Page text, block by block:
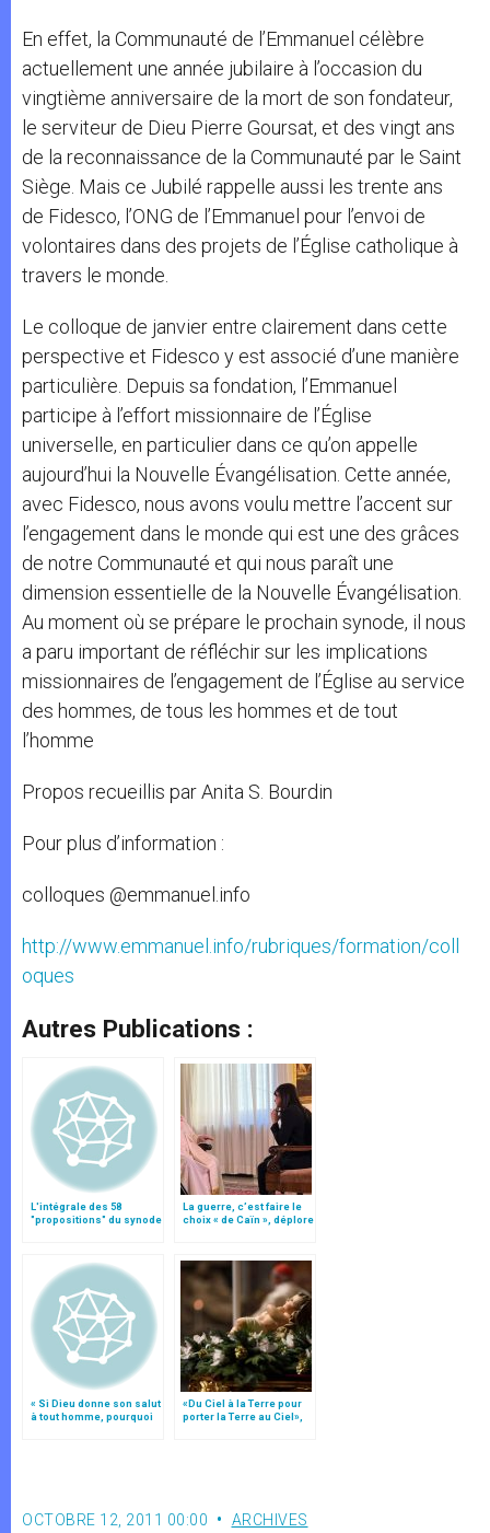
En effet, la Communauté de l’Emmanuel célèbre
actuellement une année jubilaire à l’occasion du
vingtième anniversaire de la mort de son fondateur,
le serviteur de Dieu Pierre Goursat, et des vingt ans
de la reconnaissance de la Communauté par le Saint
Siège. Mais ce Jubilé rappelle aussi les trente ans
de Fidesco, l’ONG de l’Emmanuel pour l’envoi de
volontaires dans des projets de l’Église catholique à
travers le monde.
Le colloque de janvier entre clairement dans cette
perspective et Fidesco y est associé d’une manière
particulière. Depuis sa fondation, l’Emmanuel
participe à l’effort missionnaire de l’Église
universelle, en particulier dans ce qu’on appelle
aujourd’hui la Nouvelle Évangélisation. Cette année,
avec Fidesco, nous avons voulu mettre l’accent sur
l’engagement dans le monde qui est une des grâces
de notre Communauté et qui nous paraît une
dimension essentielle de la Nouvelle Évangélisation.
Au moment où se prépare le prochain synode, il nous
a paru important de réfléchir sur les implications
missionnaires de l’engagement de l’Église au service
des hommes, de tous les hommes et de tout
l’homme
Propos recueillis par Anita S. Bourdin
Pour plus d’information :
colloques @emmanuel.info
http://www.emmanuel.info/rubriques/formation/coll
oques
Autres Publications :
L'intégrale des 58
"propositions" du synode
La guerre, c’est faire le
choix « de Caïn », déplore
« Si Dieu donne son salut
à tout homme, pourquoi
«Du Ciel à la Terre pour
porter la Terre au Ciel»,
OCTOBRE 12, 2011 00:00 ARCHIVES